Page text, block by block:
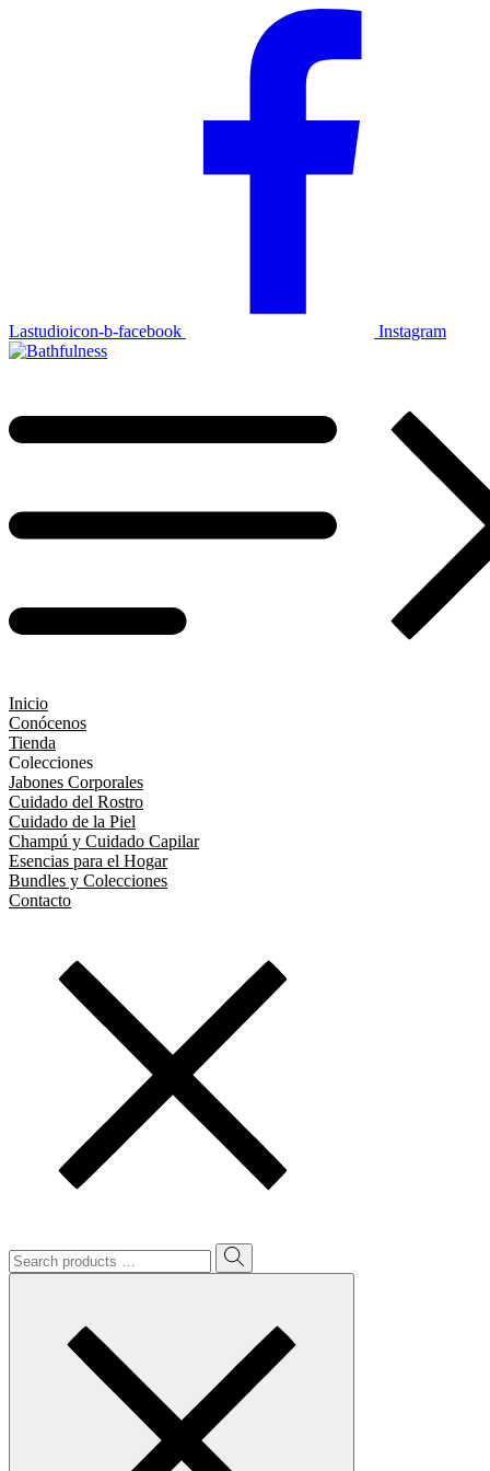
Lastudioicon-b-facebook Instagram
Inicio
Conócenos
Tienda
Colecciones
Jabones Corporales
Cuidado del Rostro
Cuidado de la Piel
Champú y Cuidado Capilar
Esencias para el Hogar
Bundles y Colecciones
Contacto